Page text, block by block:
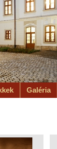
Galéria